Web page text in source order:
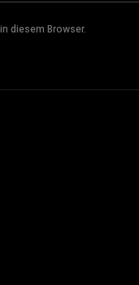
diesem Browser.